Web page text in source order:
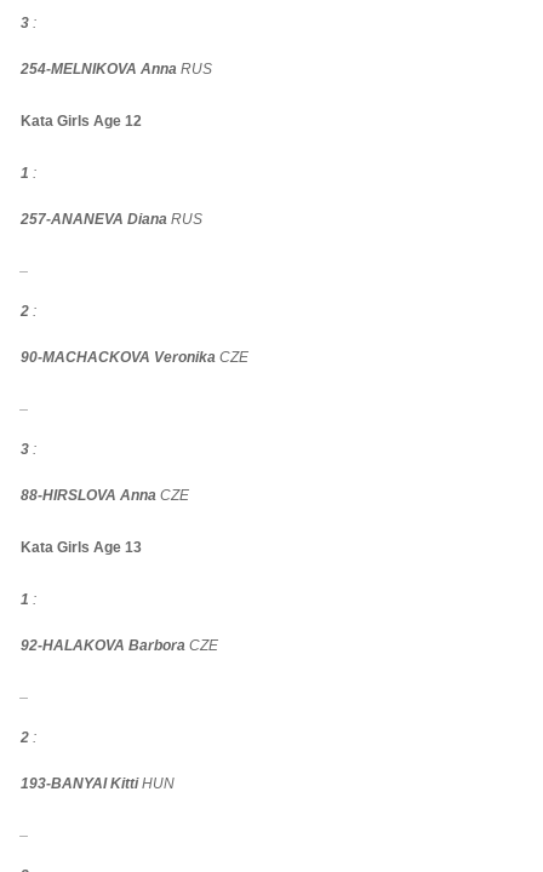
3 :
254-MELNIKOVA Anna RUS
Kata Girls Age 12
1 :
257-ANANEVA Diana RUS
2 :
90-MACHACKOVA Veronika CZE
3 :
88-HIRSLOVA Anna CZE
Kata Girls Age 13
1 :
92-HALAKOVA Barbora CZE
2 :
193-BANYAI KittiHUN